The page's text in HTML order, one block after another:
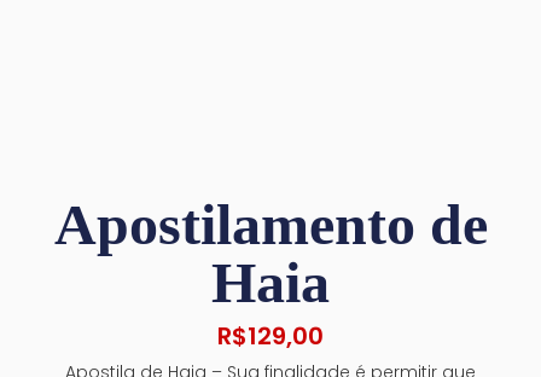
Apostilamento de
Haia
R$129,00